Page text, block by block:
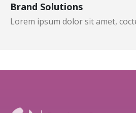
Brand Solutions
Lorem ipsum dolor sit amet,